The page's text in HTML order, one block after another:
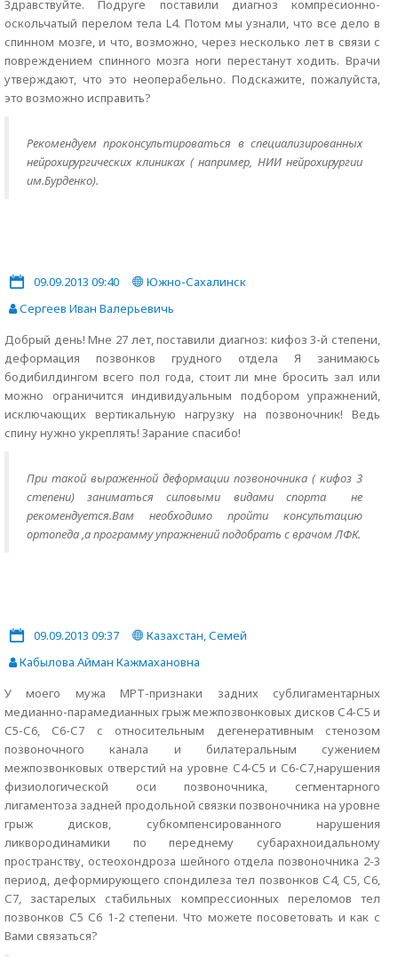
Здравствуйте. Подруге поставили диагноз компресионно-
оскольчатый перелом тела L4. Потом мы узнали, что все дело в
спинном мозге, и что, возможно, через несколько лет в связи с
повреждением спинного мозга ноги перестанут ходить. Врачи
утверждают, что это неоперабельно. Подскажите, пожалуйста,
это возможно исправить?
Рекомендуем проконсультироваться в специализированных
нейрохирургических клиниках ( например, НИИ нейрохирургии
им.Бурденко).
09.09.2013 09:40
Южно-Сахалинск
Сергеев Иван Валерьевичь
Добрый день! Мне 27 лет, поставили диагноз: кифоз 3-й степени,
деформация позвонков грудного отдела Я занимаюсь
бодибилдингом всего пол года, стоит ли мне бросить зал или
можно ограничится индивидуальным подбором упражнений,
исключающих вертикальную нагрузку на позвоночник! Ведь
спину нужно укреплять! Зарание спасибо!
При такой выраженной деформации позвоночника ( кифоз 3
степени) заниматься силовыми видами спорта не
рекомендуется.Вам необходимо пройти консультацию
ортопеда ,а программу упражнений подобрать с врачом ЛФК.
09.09.2013 09:37
Казахстан, Семей
Кабылова Айман Кажмахановна
У моего мужа МРТ-признаки задних сублигаментарных
медианно-парамедианных грыж межпозвонковых дисков С4-С5 и
С5-С6, С6-С7 с относительным дегенеративным стенозом
позвоночного канала и билатеральным сужением
межпозвонковых отверстий на уровне С4-С5 и С6-С7,нарушения
физиологической оси позвоночника, сегментарного
лигаментоза задней продольной связки позвоночника на уровне
грыж дисков, субкомпенсированного нарушения
ликвородинамики по переднему субарахноидальному
пространству, остеохондроза шейного отдела позвоночника 2-3
период, деформирующего спондилеза тел позвонков С4, С5, С6,
С7, застарелых стабильных компрессионных переломов тел
позвонков С5 С6 1-2 степени. Что можете посоветовать и как с
Вами связаться?